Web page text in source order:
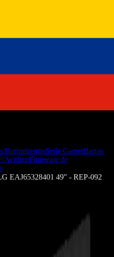
HerramientasSeríe GamerBarras
AcrilicoFirmware de
EAJ65328401 49" - REP-092